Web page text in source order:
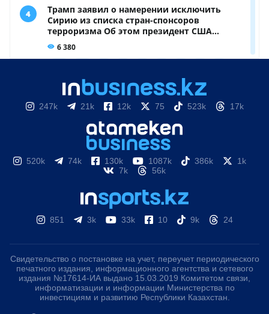
247k 21k 12k 75 523k 17k
520k 74k 130k 1087k 386k
1k
7k
56k
851 3k 33k 10 9k 24
Свидетельство о постановке на учет, переучет периодического
печатного издания, информационного агентства и сетевого
издания №17614-ИА выдано 15.03.2019 Комитетом связи,
информатизации и информации Министерства по
инвестициям и развитию Республики Казахстан.